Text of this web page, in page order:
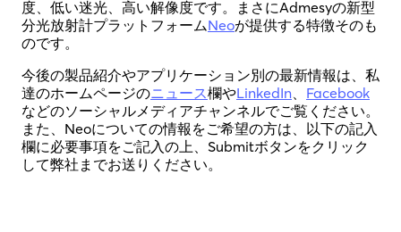
度、低い迷光、高い解像度です。まさにAdmesyの新型
分光放射計プラットフォームNeoが提供する特徴そのも
のです。
今後の製品紹介やアプリケーション別の最新情報は、私
達のホームページのニュース欄やLinkedIn、 Facebook
などのソーシャルメディアチャンネルでご覧ください。
また、Neoについての情報をご希望の方は、以下の記入
欄に必要事項をご記入の上、Submitボタンをクリック
して弊社までお送りください。